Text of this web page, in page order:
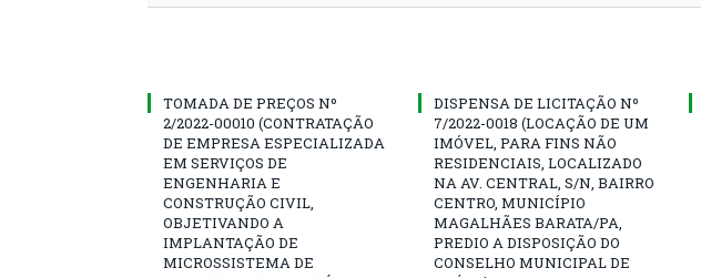
TOMADA DE PREÇOS Nº
2/2022-00010 (CONTRATAÇÃO
DE EMPRESA ESPECIALIZADA
EM SERVIÇOS DE
ENGENHARIA E
CONSTRUÇÃO CIVIL,
OBJETIVANDO A
IMPLANTAÇÃO DE
MICROSSISTEMA DE
DISPENSA DE LICITAÇÃO Nº
7/2022-0018 (LOCAÇÃO DE UM
IMÓVEL, PARA FINS NÃO
RESIDENCIAIS, LOCALIZADO
NA AV. CENTRAL, S/N, BAIRRO
CENTRO, MUNICÍPIO
MAGALHÃES BARATA/PA,
PREDIO A DISPOSIÇÃO DO
CONSELHO MUNICIPAL DE